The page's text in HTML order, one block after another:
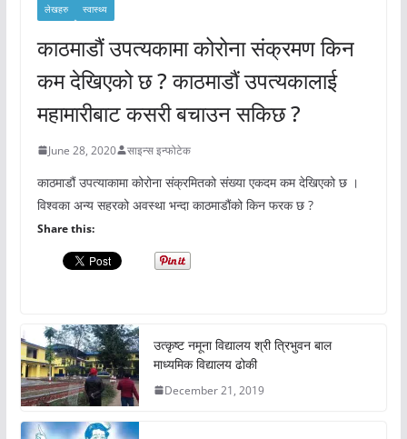
लेखहरु स्वास्थ्य
काठमाडौं उपत्यकामा कोरोना संक्रमण किन
कम देखिएको छ ? काठमाडौं उपत्यकालाई
महामारीबाट कसरी बचाउन सकिछ ?
June 28, 2020 साइन्स इन्फोटेक
काठमाडौं उपत्याकामा कोरोना संक्रमितको संख्या एकदम कम देखिएको छ ।
विश्वका अन्य सहरको अवस्था भन्दा काठमाडौंको किन फरक छ ?
Share this:
उत्कृष्ट नमूना विद्यालय श्री त्रिभुवन बाल
माध्यमिक विद्यालय ढोकी
December 21, 2019